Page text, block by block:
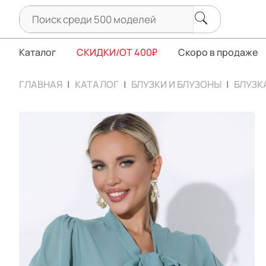
Каталог СКИДКИ/ОТ 400₽ Скоро в продаже
ГЛАВНАЯ КАТАЛОГ БЛУЗКИ И БЛУЗОНЫ